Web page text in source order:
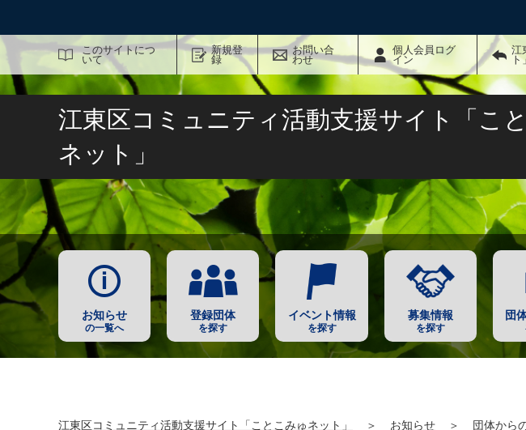
このサイトにつ
いて
新規登
録
お問い合
わせ
個人会員ログ
イン
江
サイト内検索
江東区コミュニティ活動支援サイト「こ
ネット」
お知らせ
の一覧へ
登録団体
を探す
イベント情報
を探す
募集情報
を探す
団
江東区コミュニティ活動支援サイト「ことこみゅネット」 ＞ お知らせ ＞ 団体から